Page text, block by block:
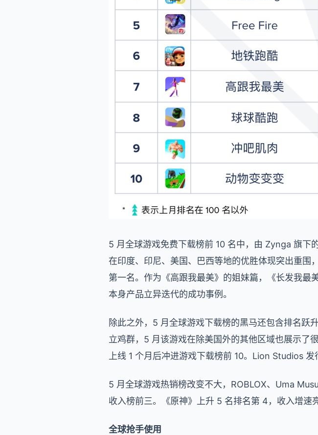
5 月全球游戏免费下载榜前 10 名中，由 Zynga 旗下
在印度、印尼、美国、巴西等地的优胜体现突出重
第一名。作为《高跟我最美》的姐妹篇，《长发我
本身产品立异迭代的成功事例。
除此之外，5 月全球游戏下载榜的黑马还包含排名跃
立鸡群，5 月该游戏在除美国外的其他区域也展示了
上线 1 个月后冲进游戏下载榜前 10。Lion Studios
5 月全球游戏热销榜改变不大，ROBLOX、Uma
收入榜前三。《原神》上升 5 名排名第 4，收入增速
全球抢手使用